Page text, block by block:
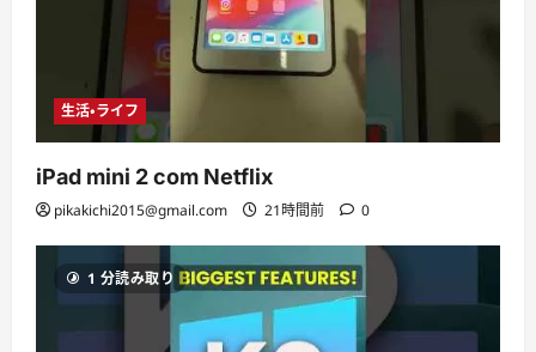
生活・ライフ
iPad mini 2 com Netflix
pikakichi2015@gmail.com 21時間前 0
1 分読み取り